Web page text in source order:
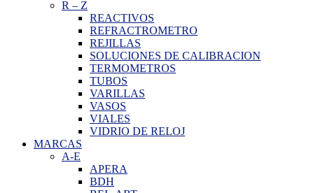
R – Z
REACTIVOS
REFRACTROMETRO
REJILLAS
SOLUCIONES DE CALIBRACION
TERMOMETROS
TUBOS
VARILLAS
VASOS
VIALES
VIDRIO DE RELOJ
MARCAS
A-E
APERA
BDH